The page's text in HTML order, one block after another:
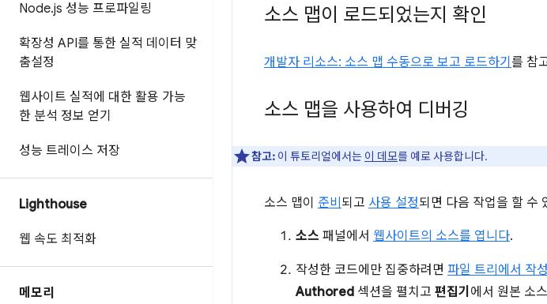
Node.js 성능 프로파일링
확장성 API를 통한 실적 데이터 맞
춤설정
웹사이트 실적에 대한 활용 가능
한 분석 정보 얻기
성능 트레이스 저장
Lighthouse
웹 속도 최적화
메모리
소스 맵이 로드되었는지 확인
개발자 리소스: 소스 맵 수동으로 보고 로드하기 를 참
소스 맵을 사용하여 디버깅
참고: 이 튜토리얼에서는 이 데모를 예로 사용합니다.
소스 맵이 준비 되고 사용 설정되면 다음 작업을 할 수
소스 패널에서 웹사이트의 소스를 엽니다.
작성한 코드에만 집중하려면 파일 트리에서 작
Authored 섹션을 펼치고 편집기 에서 원본 소